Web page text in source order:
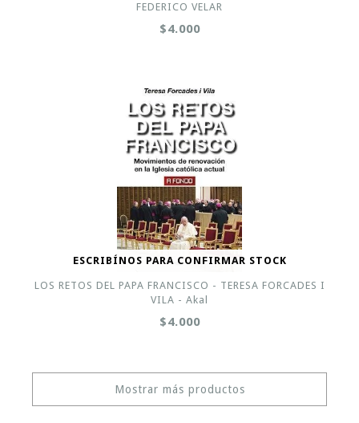
FEDERICO VELAR
$4.000
ESCRIBÍNOS PARA CONFIRMAR STOCK
LOS RETOS DEL PAPA FRANCISCO - TERESA FORCADES I
VILA - Akal
$4.000
Mostrar más productos